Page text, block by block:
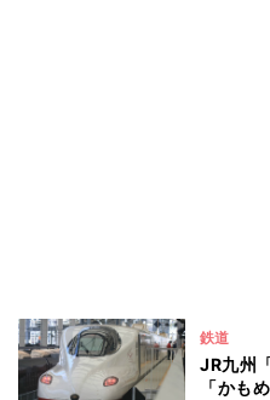
鉄道
JR九州
「かも